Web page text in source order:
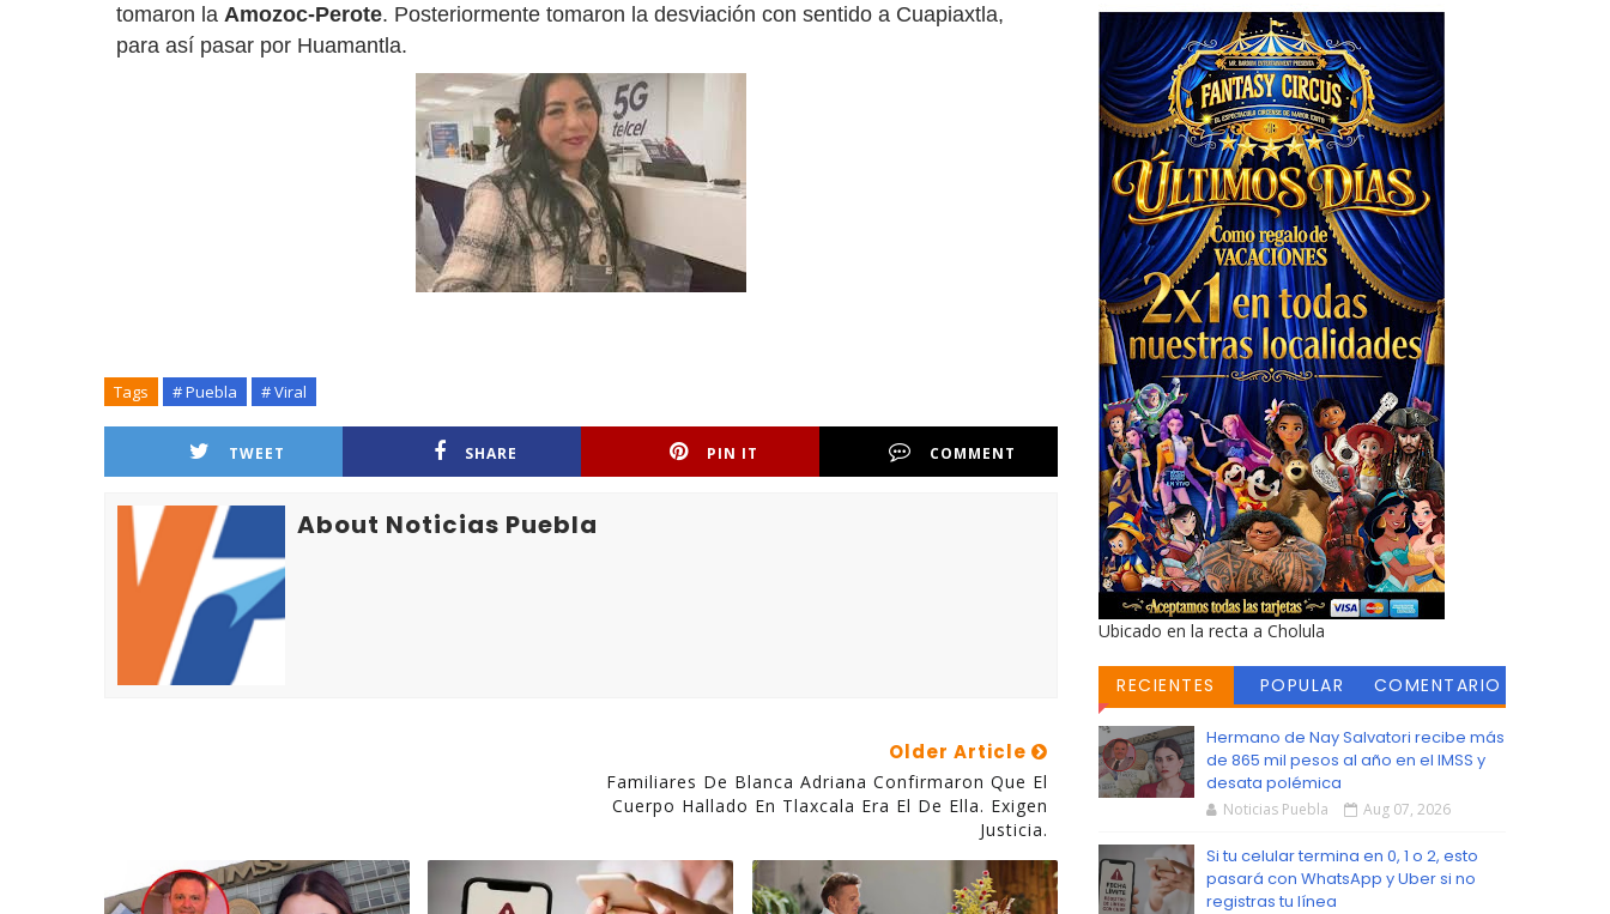
tomaron la Amozoc-Perote. Posteriormente tomaron la desviación con sentido a Cuapiaxtla,
para así pasar por Huamantla.
Tags # Puebla # Viral
TWEET SHARE PIN IT COMMENT
About Noticias Puebla
Older Article
Familiares De Blanca Adriana Confirmaron Que El
Cuerpo Hallado En Tlaxcala Era El De Ella. Exigen
Justicia.
Ubicado en la recta a Cholula
RECIENTES POPULAR
COMENTARIO
Hermano de Nay Salvatori recibe más
de 865 mil pesos al año en el IMSS y
desata polémica
Noticias Puebla Aug 07, 2026
Si tu celular termina en 0, 1 o 2, esto
pasará con WhatsApp y Uber si no
registras tu línea